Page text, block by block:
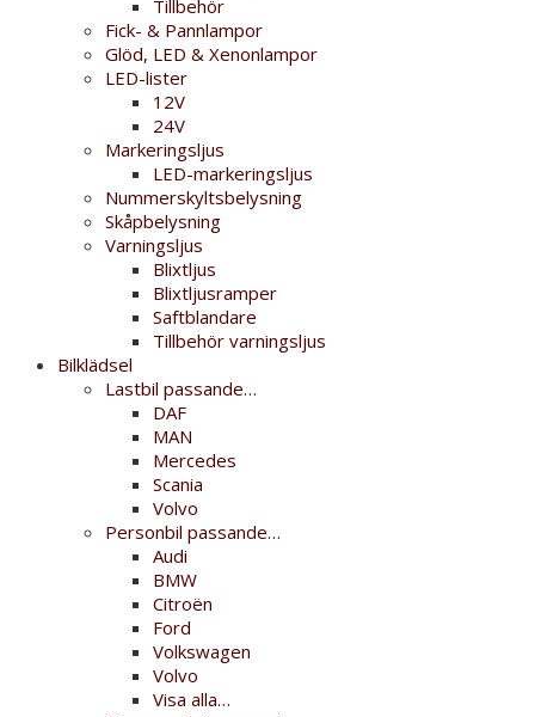
Tillbehör
Fick- & Pannlampor
Glöd, LED & Xenonlampor
LED-lister
12V
24V
Markeringsljus
LED-markeringsljus
Nummerskyltsbelysning
Skåpbelysning
Varningsljus
Blixtljus
Blixtljusramper
Saftblandare
Tillbehör varningsljus
Bilklädsel
Lastbil passande…
DAF
MAN
Mercedes
Scania
Volvo
Personbil passande…
Audi
BMW
Citroën
Ford
Volkswagen
Volvo
Visa alla…